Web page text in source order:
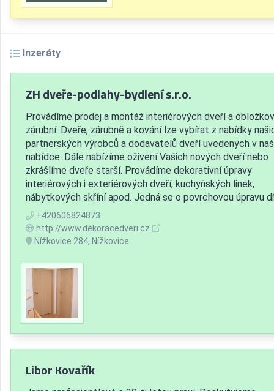
Inzeráty
ZH dveře-podlahy-bydlení s.r.o.
Provádíme prodej a montáž interiérových dveří a
zárubní. Dveře, zárubně a kování lze vybírat z nabídky
partnerských výrobců a dodavatelů dveří uvedených v
nabídce. Dále nabízíme oživení Vašich nových dveří nebo
zkrášlíme dveře starší. Provádíme dekorativní úpravy
interiérových i exteriérových dveří, kuchyňských linek,
nábytkových skříní apod. Jedná se o povrchovou úpravu
+420606824873
http://www.dekoracedveri.cz
Nížkovice 284, Nížkovice
Libor Kovařík